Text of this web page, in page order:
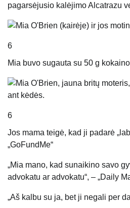
pagarsėjusio kalėjimo Alcatrazu
6
Mia buvo sugauta su 50 g kokaino
6
Jos mama teigė, kad ji padarė
„GoFundMe“
„Mia mano, kad sunaikino savo
advokatu ar advokatu“, – „Daily
„Aš kalbu su ja, bet ji negali per